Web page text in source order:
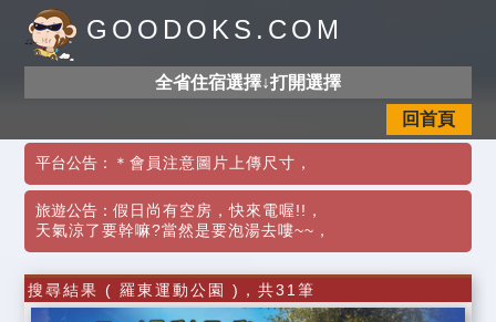
GOODOKS.COM
全省住宿選擇↓打開選擇
回首頁
平台公告： ＊會員注意圖片上傳尺寸 ，
旅遊公告：假日尚有空房，快來電喔!! ，
天氣涼了要幹嘛?當然是要泡湯去嘍~~ ，
搜尋結果 ( 羅東運動公園 )，共31筆